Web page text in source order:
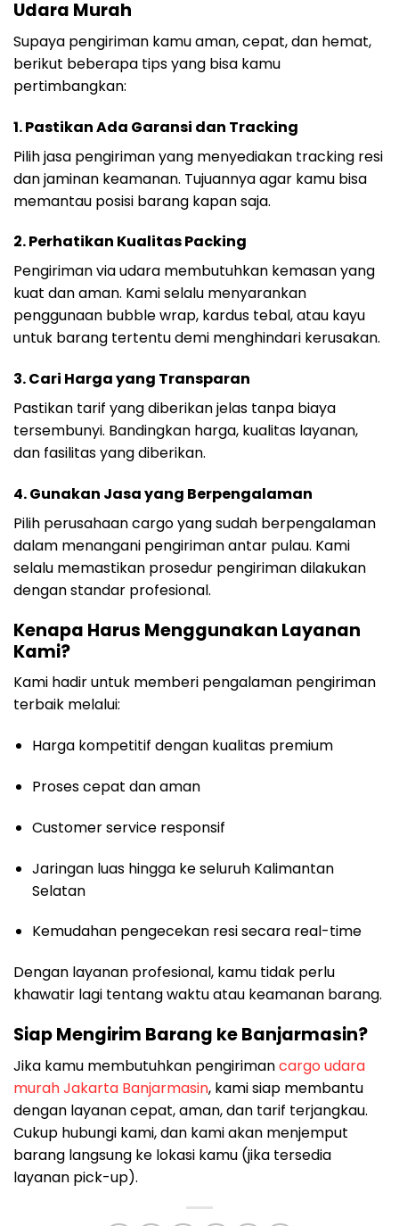
Udara Murah
Supaya pengiriman kamu aman, cepat, dan hemat,
berikut beberapa tips yang bisa kamu
pertimbangkan:
1. Pastikan Ada Garansi dan Tracking
Pilih jasa pengiriman yang menyediakan tracking resi
dan jaminan keamanan. Tujuannya agar kamu bisa
memantau posisi barang kapan saja.
2. Perhatikan Kualitas Packing
Pengiriman via udara membutuhkan kemasan yang
kuat dan aman. Kami selalu menyarankan
penggunaan bubble wrap, kardus tebal, atau kayu
untuk barang tertentu demi menghindari kerusakan.
3. Cari Harga yang Transparan
Pastikan tarif yang diberikan jelas tanpa biaya
tersembunyi. Bandingkan harga, kualitas layanan,
dan fasilitas yang diberikan.
4. Gunakan Jasa yang Berpengalaman
Pilih perusahaan cargo yang sudah berpengalaman
dalam menangani pengiriman antar pulau. Kami
selalu memastikan prosedur pengiriman dilakukan
dengan standar profesional.
Kenapa Harus Menggunakan Layanan
Kami?
Kami hadir untuk memberi pengalaman pengiriman
terbaik melalui:
Harga kompetitif dengan kualitas premium
Proses cepat dan aman
Customer service responsif
Jaringan luas hingga ke seluruh Kalimantan
Selatan
Kemudahan pengecekan resi secara real-time
Dengan layanan profesional, kamu tidak perlu
khawatir lagi tentang waktu atau keamanan barang.
Siap Mengirim Barang ke Banjarmasin?
Jika kamu membutuhkan pengirimancargo udara
murah Jakarta Banjarmasin, kami siap membantu
dengan layanan cepat, aman, dan tarif terjangkau.
Cukup hubungi kami, dan kami akan menjemput
barang langsung ke lokasi kamu (jika tersedia
layanan pick-up).